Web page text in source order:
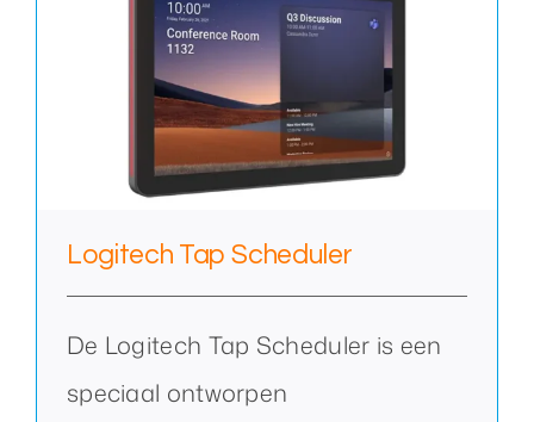
Logitech Tap Scheduler
De Logitech Tap Scheduler is een
speciaal ontworpen